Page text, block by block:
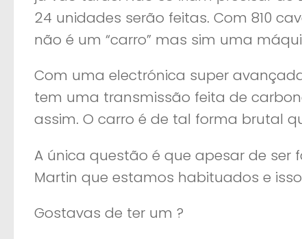
24 unidades serão feitas. Com 810
não é um “carro” mas sim uma
Com uma electrónica super
tem uma transmissão feita de
assim. O carro é de tal forma brutal
A única questão é que apesar de ser
Martin que estamos habituados e
Gostavas de ter um ?